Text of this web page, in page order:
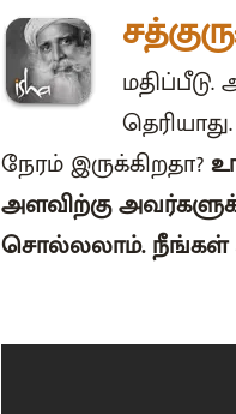
நேரம் இருக்கிறதா?
அளவிற்கு
சொல்லலாம். நீங்கள்